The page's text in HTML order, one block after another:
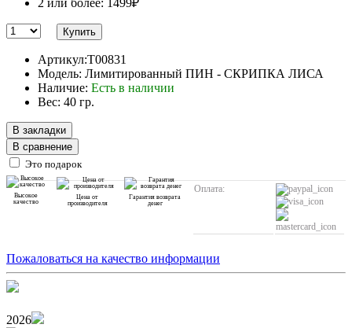
2 или более: 1499₽
Купить
Артикул:T00831
Модель: Лимитированный ПИН - СКРИПКА ЛИСА
Наличие: Есть в наличии
Вес: 40 гр.
В закладки
В сравнение
Это подарок
Высокое
качество
Цена от
производителя
Гарантия возврата
денег
Оплата:
Пожаловаться на качество информации
2026